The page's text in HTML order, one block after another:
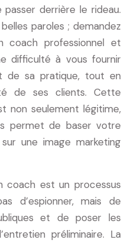
derrière le rideau.
paroles ; demandez
coach professionnel et
difficulté à vous fournir
de sa pratique, tout en
de ses clients. Cette
non seulement légitime,
permet de baser votre
une image marketing
coach est un processus
d’espionner, mais de
et de poser les
préliminaire. La